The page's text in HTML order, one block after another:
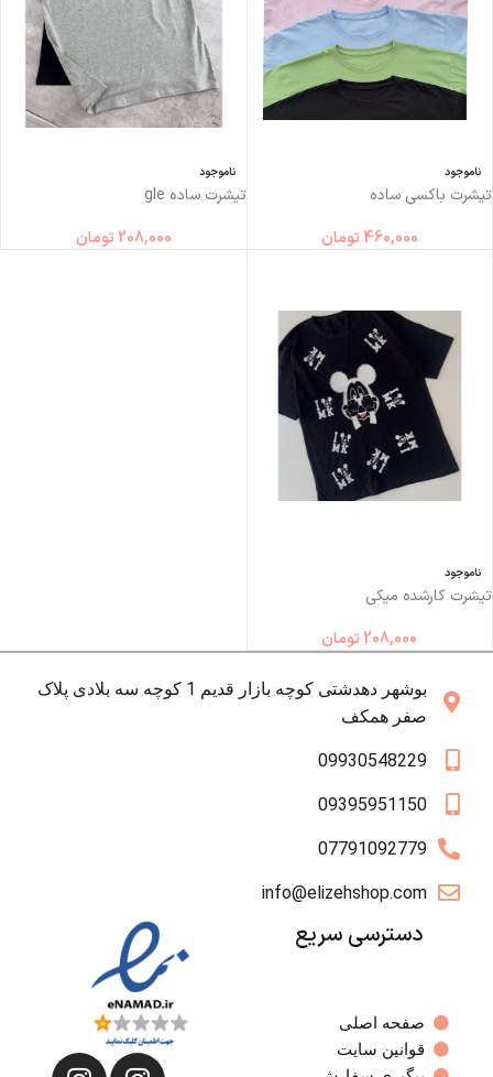
ناموجود
تیشرت باکسی ساده
460,000 تومان
ناموجود
تیشرت ساده gle
208,000 تومان
ناموجود
تیشرت کارشده میکی
208,000 تومان
بوشهر دهدشتی کوچه بازار قدیم 1 کوچه سه بلادی پلاک
صفر همکف
09930548229
09395951150
07791092779
info@elizehshop.com
دسترسی سریع
صفحه اصلی
قوانین سایت